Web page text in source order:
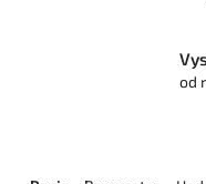
od